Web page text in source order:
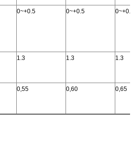
0~+0.5 0~+0.5 0~+0.5
1.3 1.3 1.3
0,55 0,60 0,65